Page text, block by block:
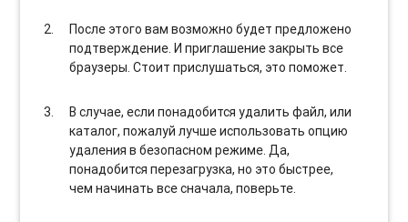
После этого вам возможно будет предложено
подтверждение. И приглашение закрыть все
браузеры. Стоит прислушаться, это поможет.
В случае, если понадобится удалить файл, или
каталог, пожалуй лучше использовать опцию
удаления в безопасном режиме. Да,
понадобится перезагрузка, но это быстрее,
чем начинать все сначала, поверьте.